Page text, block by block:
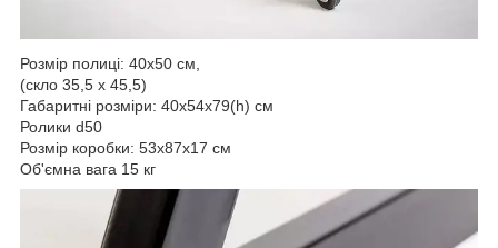
Розмір полиці: 40х50 см,
(скло 35,5 х 45,5)
Габаритні розміри: 40х54х79(h) см
Ролики d50
Розмір коробки: 53х87х17 см
Об'ємна вага 15 кг